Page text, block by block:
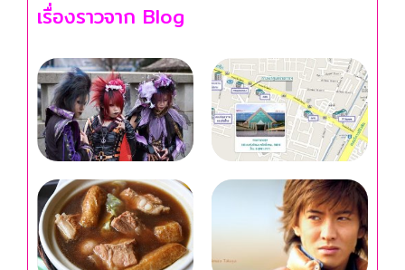
เรื่องราวจาก Blog